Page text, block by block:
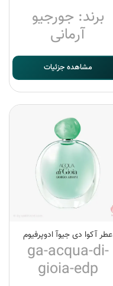
برند: جورجیو
آرمانی
مشاهده جزئیات
عطر آکوا دی جیوآ ادوپرفیوم
ga-acqua-di-
gioia-edp